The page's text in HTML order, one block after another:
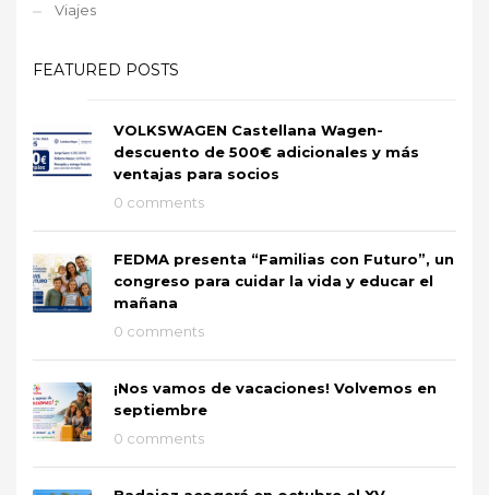
Viajes
FEATURED POSTS
VOLKSWAGEN Castellana Wagen-
descuento de 500€ adicionales y más
ventajas para socios
0 comments
FEDMA presenta “Familias con Futuro”, un
congreso para cuidar la vida y educar el
mañana
0 comments
¡Nos vamos de vacaciones! Volvemos en
septiembre
0 comments